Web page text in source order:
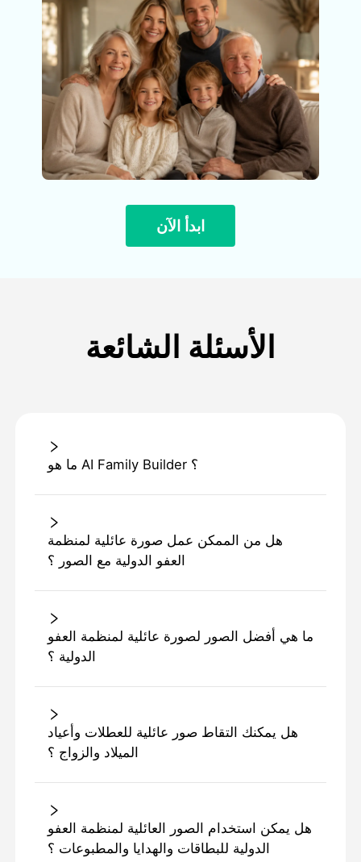
ابدأ الآن
الأسئلة الشائعة
ما هو AI Family Builder ؟
هل من الممكن عمل صورة عائلية لمنظمة
العفو الدولية مع الصور ؟
ما هي أفضل الصور لصورة عائلية لمنظمة العفو
الدولية ؟
هل يمكنك التقاط صور عائلية للعطلات وأعياد
الميلاد والزواج ؟
هل يمكن استخدام الصور العائلية لمنظمة العفو
الدولية للبطاقات والهدايا والمطبوعات ؟